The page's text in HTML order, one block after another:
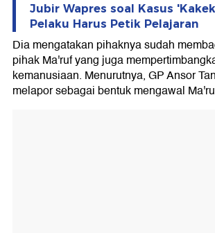
Jubir Wapres soal Kasus
Pelaku Harus Petik Pelajaran
Dia mengatakan pihaknya sudah
pihak Ma'ruf yang juga
kemanusiaan. Menurutnya, GP Ansor
melapor sebagai bentuk mengawal